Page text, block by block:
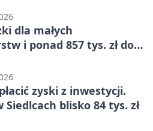
dla małych
i ponad 857 tys. zł do
zyski z inwestycji.
Siedlcach blisko 84 tys. zł